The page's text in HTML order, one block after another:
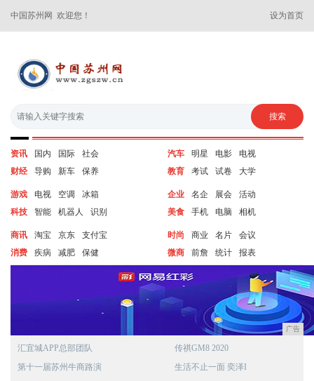
中国苏州网 欢迎您！ 设为首页
资讯 国内 国际
社会
财经
导购 新车 保养
汽车 明星 电影
电视
教育
考试 试卷 大学
游戏 电视 空调
冰箱
科技
智能 机器人 识别
企业 名企 展会
活动
美食
手机 电脑 相机
商讯 淘宝 京东
支付宝
消费
疾病 减肥 保健
时尚 商业 名片
会议
微商
前詹 统计 报表
广告
汇宜城APP总部团队
第十一届苏州牛商路演
传祺GM8 2020
生活不止一面 奕泽I